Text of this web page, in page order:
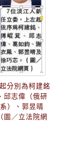
分別為柯建銘
邱志偉（俄研
）、郭昱晴
圖／立法院網